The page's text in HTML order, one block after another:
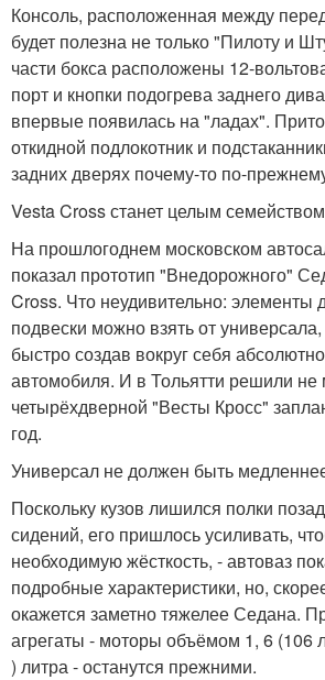
Консоль, расположенная между
будет полезна не только "Пилоту и
части бокса расположены 12-
порт и кнопки подогрева заднего
впервые появилась на "ладах".
откидной подлокотник и
задних дверях почему-то по-
Vesta Cross станет целым
На прошлогоднем московском
показал прототип "Внедорожного"
Cross. Что неудивительно: элементы
подвески можно взять от
быстро создав вокруг себя
автомобиля. И в Тольятти решили не
четырёхдверной "Весты Кросс"
год.
Универсал не должен быть
Поскольку кузов лишился полки
сидений, его пришлось усиливать,
необходимую жёсткость, - автоваз
подробные характеристики, но,
окажется заметно тяжелее Седана.
агрегаты - моторы объёмом 1, 6 (106
) литра - останутся прежними.